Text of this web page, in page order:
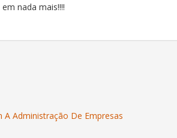
nada mais!!!!
A Administração De Empresas